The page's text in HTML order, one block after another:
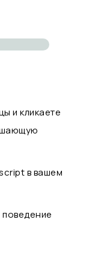
и кликаете
в вашем